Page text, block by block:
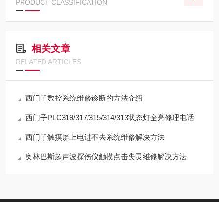
PRODUCT CLASSIFICATION
相关文章
RELATED ARTICLES
西门子数控系统维修诊断的方法介绍
西门子PLC319/317/315/314/313状态灯全亮修理电话
西门子触摸屏上电进不去系统维修解决方法
奥林巴斯超声波探伤仪触摸点击失灵维修解决方法